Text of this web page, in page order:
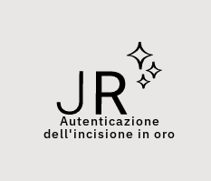
Autenticazione
dell'incisione in oro